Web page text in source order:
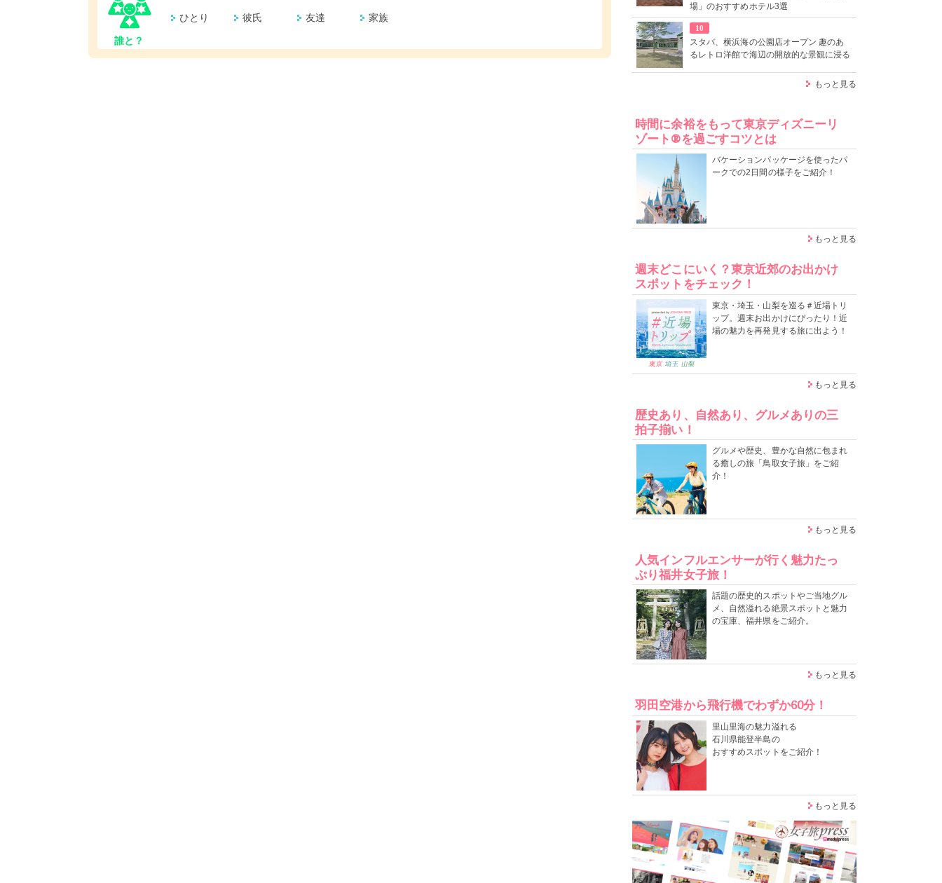
誰と？
ひとり 彼氏 友達 家族
場」のおすすめホテル3選
10
スタバ、横浜海の公園店オープン 趣のあ
るレトロ洋館で海辺の開放的な景観に浸る
もっと見る
時間に余裕をもって東京ディズニーリ
ゾート®を過ごすコツとは
バケーションパッケージを使ったパ
ークでの2日間の様子をご紹介！
もっと見る
週末どこにいく？東京近郊のお出かけ
スポットをチェック！
東京・埼玉・山梨を巡る＃近場トリ
ップ。週末お出かけにぴったり！近
場の魅力を再発見する旅に出よう！
もっと見る
歴史あり、自然あり、グルメありの三
拍子揃い！
グルメや歴史、豊かな自然に包まれ
る癒しの旅「鳥取女子旅」をご紹
介！
もっと見る
人気インフルエンサーが行く魅力たっ
ぷり福井女子旅！
話題の歴史的スポットやご当地グル
メ、自然溢れる絶景スポットと魅力
の宝庫、福井県をご紹介。
もっと見る
羽田空港から飛行機でわずか60分！
里山里海の魅力溢れる
石川県能登半島の
おすすめスポットをご紹介！
もっと見る